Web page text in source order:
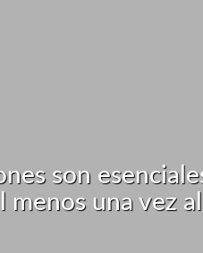
son
menos una vez